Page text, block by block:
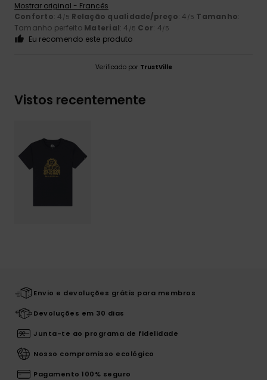
Mostrar original - Francês
Conforto: 4 /5 Relação qualidade/preço: 4 /5 Tamanho:
Tamanho perfeito Material: 4 /5 Cor: 4/5
Eu recomendo este produto
Verificado por TrustVille
Vistos recentemente
Envio e devoluções grátis para membros
Devoluções em 30 dias
Junta-te ao programa de fidelidade
Nosso compromisso ecológico
Pagamento 100% seguro